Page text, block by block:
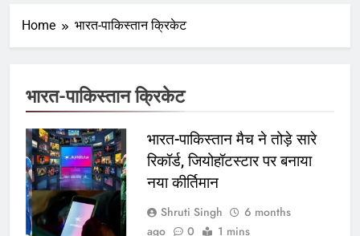
Home भारत-पाकिस्तान क्रिकेट
भारत-पाकिस्तान क्रिकेट
भारत-पाकिस्तान मैच ने तोड़े सारे
रिकॉर्ड, जियोहॉटस्टार पर बनाया
नया कीर्तिमान
Shruti Singh
6 months
ago
0 1 mins